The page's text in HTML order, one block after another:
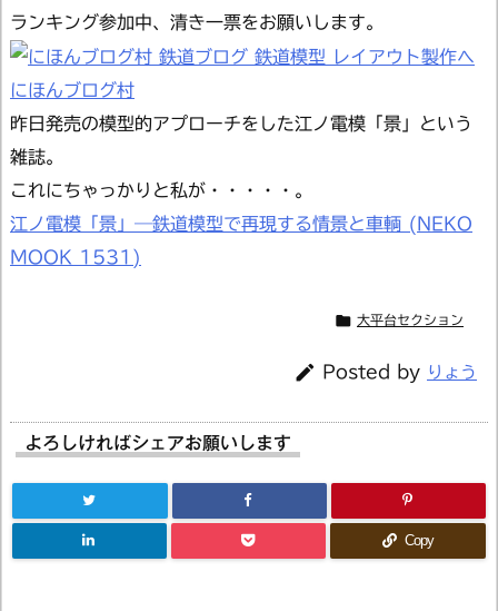
ランキング参加中、清き一票をお願いします。
にほんブログ村
昨日発売の模型的アプローチをした江ノ電模「景」という
雑誌。
これにちゃっかりと私が・・・・・。
江ノ電模「景」―鉄道模型で再現する情景と車輌 (NEKO
MOOK 1531)
 大平台セクション
 Posted by りょう
よろしければシェアお願いします
Copy